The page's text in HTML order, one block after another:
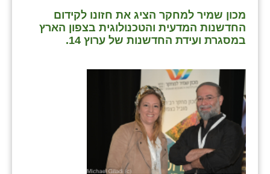
מכון שמיר למחקר הציג את חזונו לקידום
החדשנות המדעית והטכנולוגית בצפון הארץ
במסגרת ועידת החדשנות של ערוץ 14.